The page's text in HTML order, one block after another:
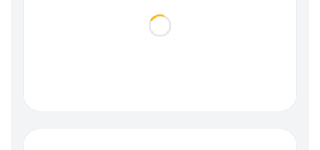
Loading...